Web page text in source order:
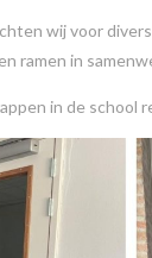
wij voor
ramen in
in de school